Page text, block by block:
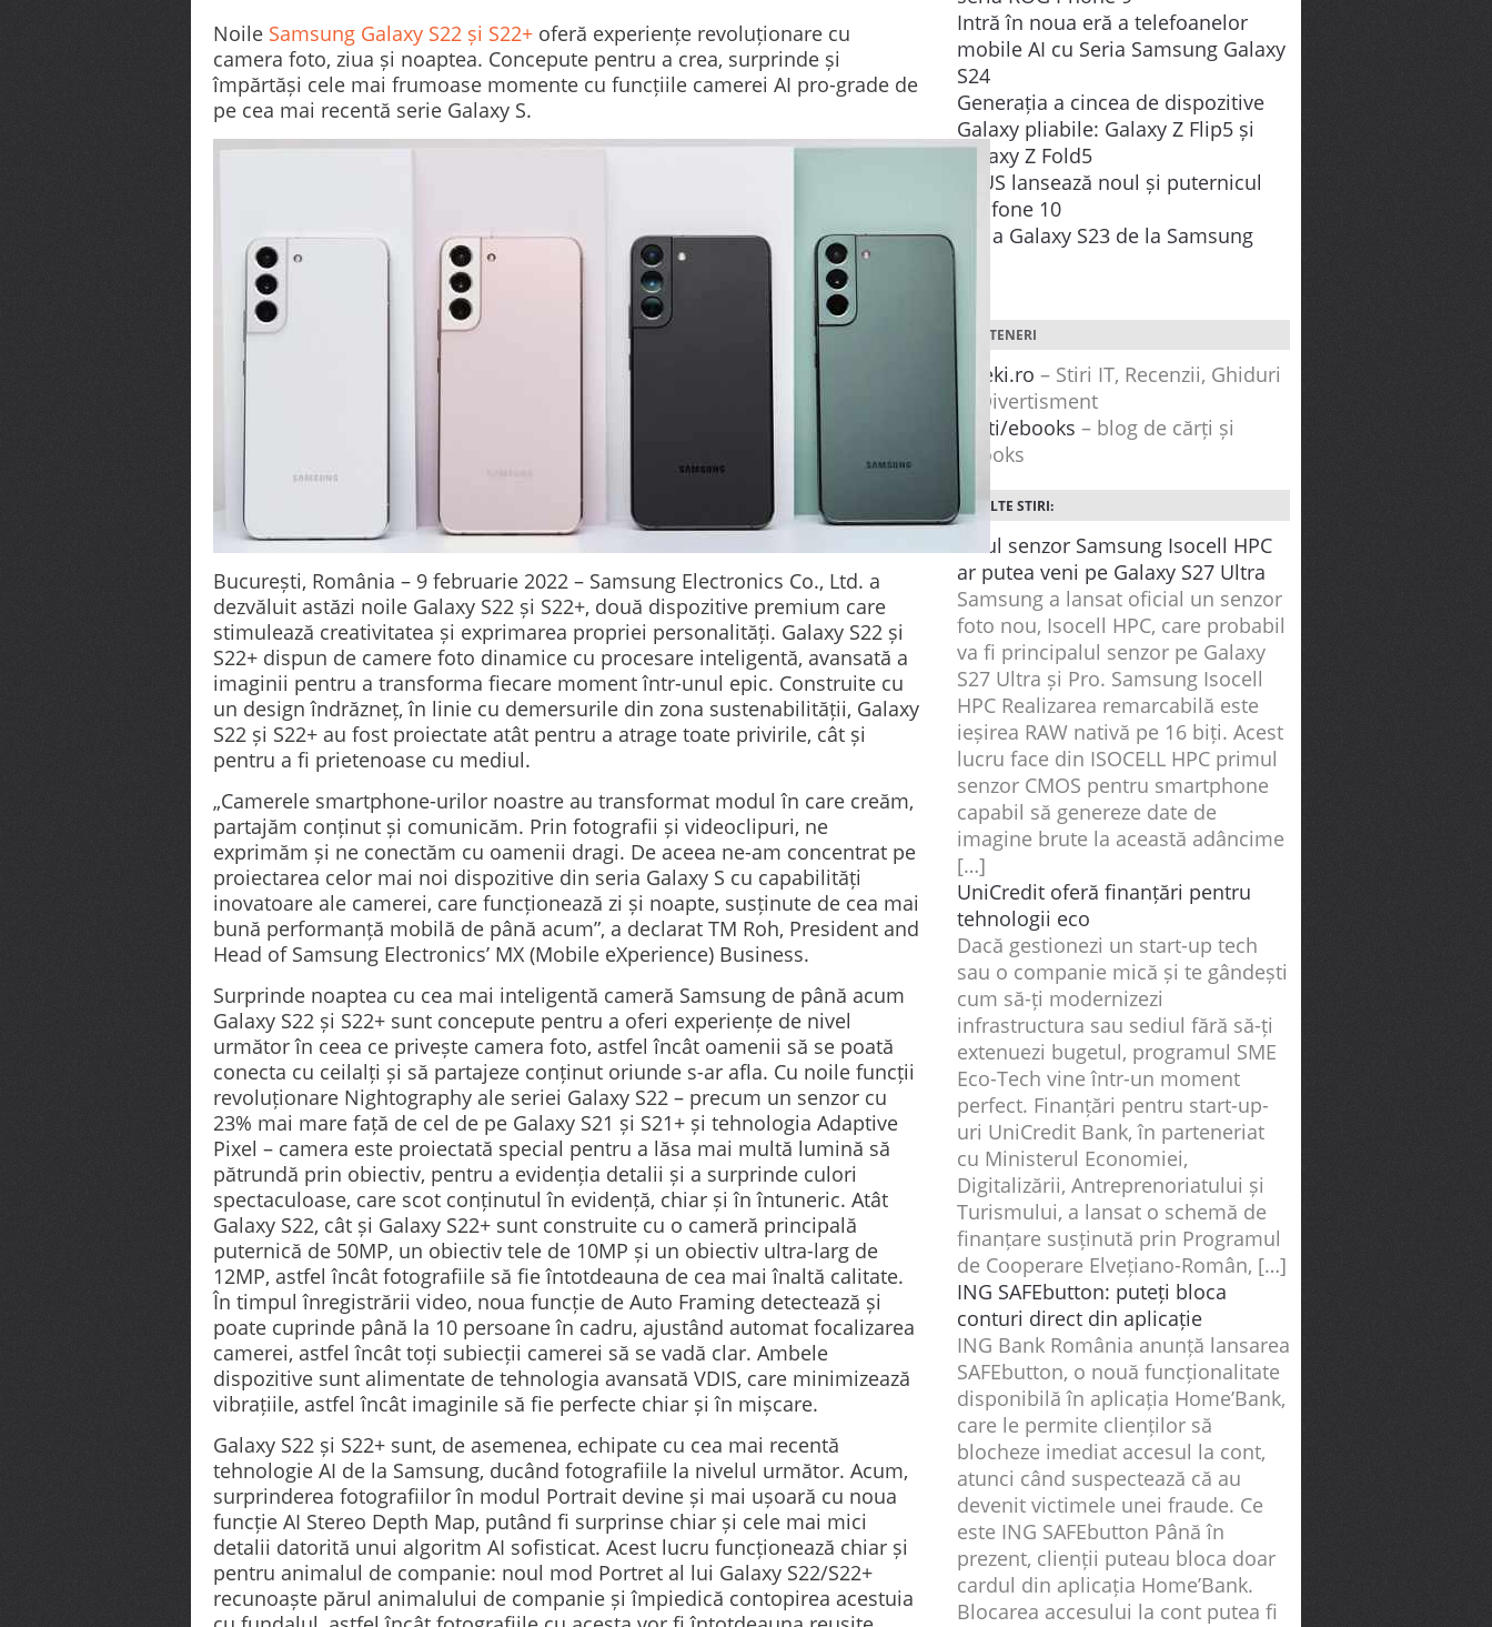
smartphone-ului
ROG Phone 9
beneficiază de
display-ul
îmbunătățit AniMe
Vision, performanță
Republic of
Gamers...
Samsung Electronics
a prezentat astăzi
modelele Galaxy S24
Ultra, Galaxy S24+ și
Galaxy S24, care
AI....
Samsung Electronics
lansează astăzi
generația a cincea
Galaxy pliabile:
telefoanelor pliabile
oferă experiențe...
și puternicul
Zenfone 10. Cea mai
recentă generație a
acestui smartphone
iconic cu ecran de
5,9 inchi redefinește
așteptările privind
telefoanele...
de la Samsung
aduce o experiență
desăvârșită,
concepută pentru
astăzi și viitor. Cea
mai avansată
cameră,
performanța fără...
Noile Samsung Galaxy S22 și S22+ oferă experiențe revoluționare cu
camera foto, ziua și noaptea. Concepute pentru a crea, surprinde și
împărtăși cele mai frumoase momente cu funcțiile camerei AI pro-grade de
pe cea mai recentă serie Galaxy S.
București, România – 9 februarie 2022 – Samsung Electronics Co., Ltd. a
dezvăluit astăzi noile Galaxy S22 și S22+, două dispozitive premium care
stimulează creativitatea și exprimarea propriei personalități. Galaxy S22 și
S22+ dispun de camere foto dinamice cu procesare inteligentă, avansată a
imaginii pentru a transforma fiecare moment într-unul epic. Construite cu
un design îndrăzneț, în linie cu demersurile din zona sustenabilității, Galaxy
S22 și S22+ au fost proiectate atât pentru a atrage toate privirile, cât și
pentru a fi prietenoase cu mediul.
„Camerele smartphone-urilor noastre au transformat modul în care creăm,
partajăm conținut și comunicăm. Prin fotografii și videoclipuri, ne
exprimăm și ne conectăm cu oamenii dragi. De aceea ne-am concentrat pe
proiectarea celor mai noi dispozitive din seria Galaxy S cu capabilități
inovatoare ale camerei, care funcționează zi și noapte, susținute de cea mai
bună performanță mobilă de până acum”, a declarat TM Roh, President and
Head of Samsung Electronics’ MX (Mobile eXperience) Business.
Surprinde noaptea cu cea mai inteligentă cameră Samsung de până acum
Galaxy S22 și S22+ sunt concepute pentru a oferi experiențe de nivel
următor în ceea ce privește camera foto, astfel încât oamenii să se poată
conecta cu ceilalți și să partajeze conținut oriunde s-ar afla. Cu noile funcții
revoluționare Nightography ale seriei Galaxy S22 – precum un senzor cu
23% mai mare față de cel de pe Galaxy S21 și S21+ și tehnologia Adaptive
Pixel – camera este proiectată special pentru a lăsa mai multă lumină să
pătrundă prin obiectiv, pentru a evidenția detalii și a surprinde culori
spectaculoase, care scot conținutul în evidență, chiar și în întuneric. Atât
Galaxy S22, cât și Galaxy S22+ sunt construite cu o cameră principală
puternică de 50MP, un obiectiv tele de 10MP și un obiectiv ultra-larg de
12MP, astfel încât fotografiile să fie întotdeauna de cea mai înaltă calitate.
În timpul înregistrării video, noua funcție de Auto Framing detectează și
poate cuprinde până la 10 persoane în cadru, ajustând automat focalizarea
camerei, astfel încât toți subiecții camerei să se vadă clar. Ambele
dispozitive sunt alimentate de tehnologia avansată VDIS, care minimizează
vibrațiile, astfel încât imaginile să fie perfecte chiar și în mișcare.
Galaxy S22 și S22+ sunt, de asemenea, echipate cu cea mai recentă
tehnologie AI de la Samsung, ducând fotografiile la nivelul următor. Acum,
surprinderea fotografiilor în modul Portrait devine și mai ușoară cu noua
funcție AI Stereo Depth Map, putând fi surprinse chiar și cele mai mici
detalii datorită unui algoritm AI sofisticat. Acest lucru funcționează chiar și
pentru animalul de companie: noul mod Portret al lui Galaxy S22/S22+
recunoaște părul animalului de companie și împiedică contopirea acestuia
Intră în noua eră a telefoanelor
mobile AI cu Seria Samsung Galaxy
S24
Generația a cincea de dispozitive
Galaxy pliabile: Galaxy Z Flip5 și
Galaxy Z Fold5
ASUS lansează noul și puternicul
Zenfone 10
Seria Galaxy S23 de la Samsung
PARTENERI
Geeki.ro – Stiri IT, Recenzii, Ghiduri
si Divertisment
Carti/ebooks – blog de cărți și
ebooks
ALTE STIRI:
Noul senzor Samsung Isocell HPC
ar putea veni pe Galaxy S27 Ultra
Samsung a lansat oficial un senzor
foto nou, Isocell HPC, care probabil
va fi principalul senzor pe Galaxy
S27 Ultra și Pro. Samsung Isocell
HPC Realizarea remarcabilă este
ieșirea RAW nativă pe 16 biți. Acest
lucru face din ISOCELL HPC primul
senzor CMOS pentru smartphone
capabil să genereze date de
imagine brute la această adâncime
[…]
UniCredit oferă finanțări pentru
tehnologii eco
Dacă gestionezi un start-up tech
sau o companie mică și te gândești
cum să-ți modernizezi
infrastructura sau sediul fără să-ți
extenuezi bugetul, programul SME
Eco-Tech vine într-un moment
perfect. Finanțări pentru start-up-
uri UniCredit Bank, în parteneriat
cu Ministerul Economiei,
Digitalizării, Antreprenoriatului și
Turismului, a lansat o schemă de
finanțare susținută prin Programul
de Cooperare Elvețiano-Român, […]
ING SAFEbutton: puteți bloca
conturi direct din aplicație
ING Bank România anunță lansarea
SAFEbutton, o nouă funcționalitate
disponibilă în aplicația Home’Bank,
care le permite clienților să
blocheze imediat accesul la cont,
atunci când suspectează că au
devenit victimele unei fraude. Ce
este ING SAFEbutton Până în
prezent, clienții puteau bloca doar
cardul din aplicația Home’Bank.
Blocarea accesului la cont putea fi